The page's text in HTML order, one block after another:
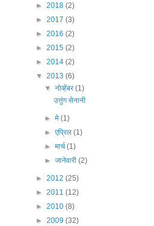
► 2018 (2)
► 2017 (3)
► 2016 (2)
► 2015 (2)
► 2014 (2)
▼ 2013 (6)
▼नोव्हेंबर(1)
उत्तुंग सेनानी
►मे(1)
►एप्रिल(1)
►मार्च(1)
►जानेवारी(2)
► 2012 (25)
► 2011 (12)
► 2010 (8)
► 2009 (32)